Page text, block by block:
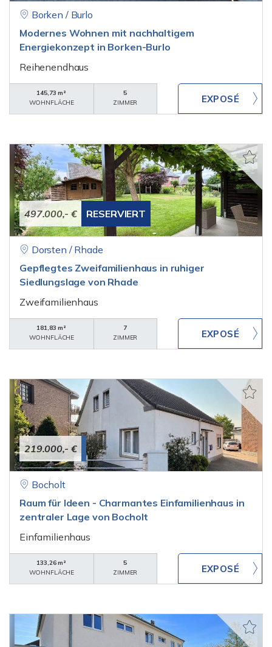
Borken / Burlo
Modernes Wohnen mit nachhaltigem
Energiekonzept in Borken-Burlo
Reihenendhaus
145,73 m²
WOHNFLÄCHE
5
ZIMMER
497.000,- € RESERVIERT
Dorsten / Rhade
Gepflegtes Zweifamilienhaus in ruhiger
Siedlungslage von Rhade
Zweifamilienhaus
181,83 m²
WOHNFLÄCHE
7
ZIMMER
219.000,- €
Bocholt
Raum für Ideen - Charmantes Einfamilienhaus in
zentraler Lage von Bocholt
Einfamilienhaus
133,26 m²
WOHNFLÄCHE
5
ZIMMER